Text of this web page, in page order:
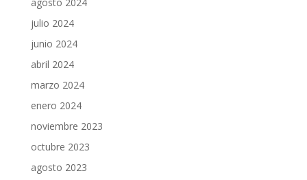
julio 2024
junio 2024
abril 2024
marzo 2024
enero 2024
noviembre 2023
octubre 2023
agosto 2023